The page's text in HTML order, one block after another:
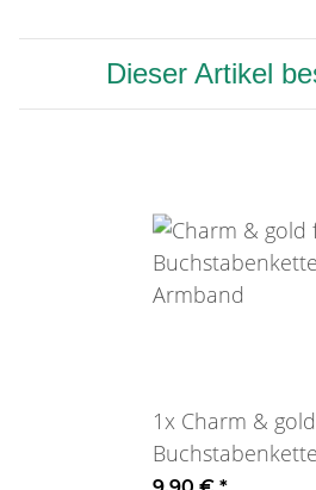
Dieser Artikel
1x Charm &